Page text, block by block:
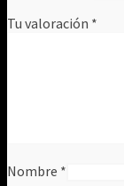
Tu valoración *
Nombre *